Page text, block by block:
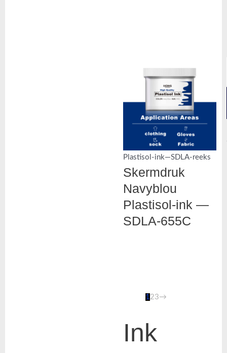
Ink
Plastisol-ink—SDLA-reeks
Skermdruk
Navyblou
Plastisol-ink —
SDLA-655C
123→